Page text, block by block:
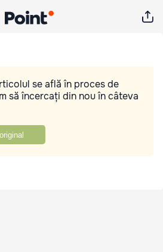
se află în proces de
să încercați din nou în câteva